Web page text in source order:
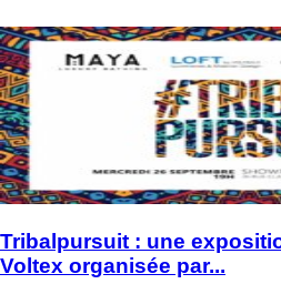
Tribalpursuit : une
Voltex organisée par...